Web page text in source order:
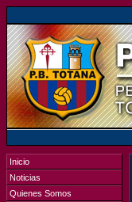
Inicio
Noticias
Quienes Somos